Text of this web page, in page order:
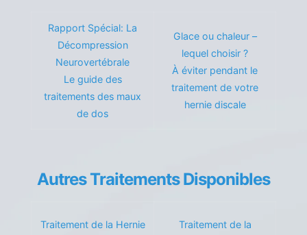
Rapport Spécial: La
Décompression
Neurovertébrale
Le guide des
traitements des maux
de dos
Glace ou chaleur –
lequel choisir ?
À éviter pendant le
traitement de votre
hernie discale
Autres Traitements Disponibles
Traitement de la Hernie
Traitement de la